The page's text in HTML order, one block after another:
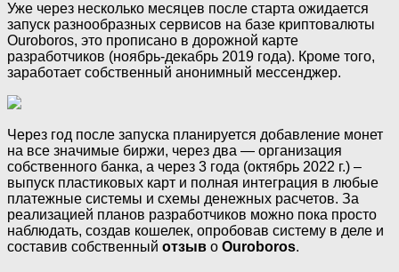
Уже через несколько месяцев после старта ожидается
запуск разнообразных сервисов на базе криптовалюты
Ouroboros, это прописано в дорожной карте
разработчиков (ноябрь-декабрь 2019 года). Кроме того,
заработает собственный анонимный мессенджер.
Через год после запуска планируется добавление монет
на все значимые биржи, через два — организация
собственного банка, а через 3 года (октябрь 2022 г.) –
выпуск пластиковых карт и полная интеграция в любые
платежные системы и схемы денежных расчетов. За
реализацией планов разработчиков можно пока просто
наблюдать, создав кошелек, опробовав систему в деле и
составив собственный отзыв о Ouroboros.